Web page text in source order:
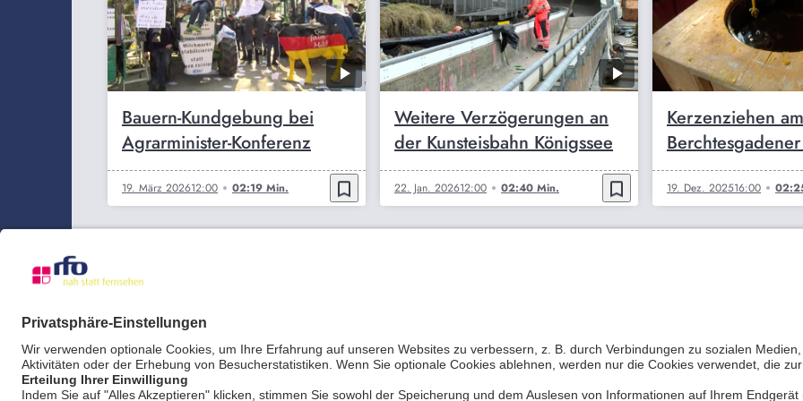
Bauern-Kundgebung bei
Agrarminister-Konferenz
19. März 202612:00 02:19 Min. bookmark_border
Weitere Verzögerungen an
der Kunsteisbahn Königssee
22. Jan. 202612:00 02:40 Min. bookmark_border
Kerzenziehen am
19. Dez. 202516:00